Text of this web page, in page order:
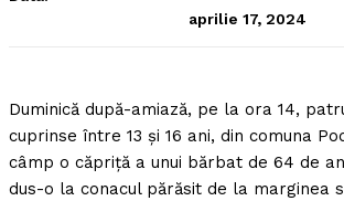
aprilie 17, 2024
Duminică după-amiază, pe la ora 14,
cuprinse între 13 şi 16 ani, din comuna
câmp o căpriţă a unui bărbat de 64 de
dus-o la conacul părăsit de la marginea